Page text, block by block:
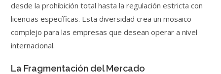
desde la prohibición total hasta la regulación estricta con
licencias específicas. Esta diversidad crea un mosaico
complejo para las empresas que desean operar a nivel
internacional.
La Fragmentación del Mercado